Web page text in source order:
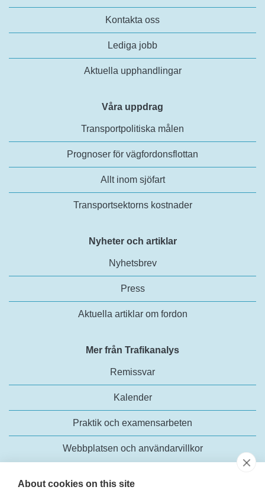
About cookies on this site
Kontakta oss
Lediga jobb
Aktuella upphandlingar
Våra uppdrag
Transportpolitiska målen
Prognoser för vägfordonsflottan
Allt inom sjöfart
Transportsektorns kostnader
Nyheter och artiklar
Nyhetsbrev
Press
Aktuella artiklar om fordon
Mer från Trafikanalys
Remissvar
Kalender
Praktik och examensarbeten
Webbplatsen och användarvillkor